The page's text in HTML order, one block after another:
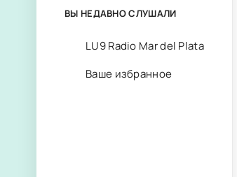
ВЫ НЕДАВНО СЛУШАЛИ
LU9 Radio Mar del Plata
Ваше избранное